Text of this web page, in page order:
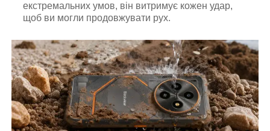
екстремальних умов, він витримує кожен удар,
щоб ви могли продовжувати рух.